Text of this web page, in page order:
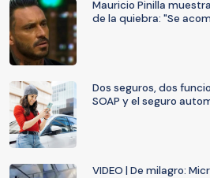
Mauricio Pinilla
de la quiebra: "Se
Dos seguros, dos
SOAP y el seguro
VIDEO | De milagro: